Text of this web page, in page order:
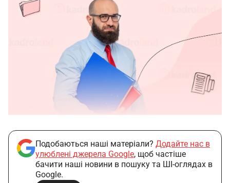
Подобаються наші матеріали? Додайте нас в
улюблені джерела Google, щоб частіше
бачити наші новини в пошуку та ШІ-оглядах в
Google.